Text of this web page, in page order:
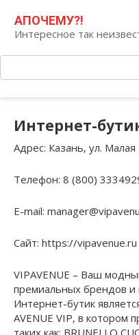
контенту
АПОЧЕМУ?!
Интересное так
Интернет-бутик
Адрес: Казань, ул. Малая
Телефон: 8 (800)
E-mail:
Сайт: https://vipavenue.ru
VIPAVENUE – Ваш
премиальных брендов и
Интернет-бутик
AVENUE VIP, в котором
таких как: BRUNELLO